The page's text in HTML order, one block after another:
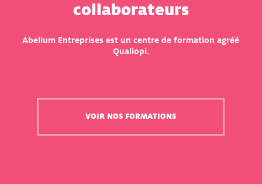
collaborateurs
Abelium Entreprises est un centre de formation agréé
Qualiopi.
VOIR NOS FORMATIONS